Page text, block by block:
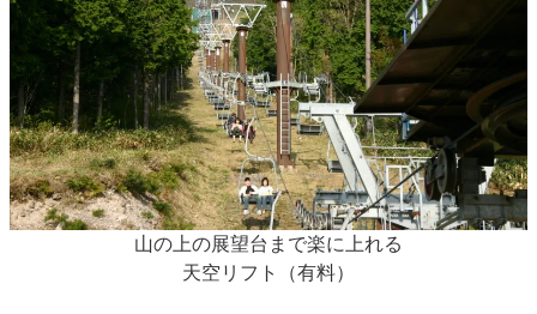
山の上の展望台まで楽に上れる
天空リフト（有料）